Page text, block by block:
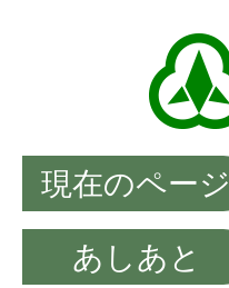
現在のページ
あしあと